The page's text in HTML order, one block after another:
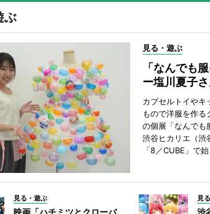
ぶ
見る・遊ぶ
「なんでも
ー塩川夏子
カプセルトイやキ
もので洋服を作る
の個展「なんでも
渋谷ヒカリエ（渋
「8／CUBE」で始
見る・遊ぶ
映画「ハチミツとクローバ
見
渋